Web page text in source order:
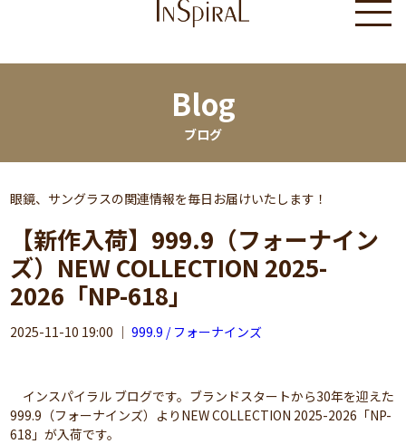
Blog
ブログ
眼鏡、サングラスの関連情報を毎日お届けいたします！
【新作入荷】999.9（フォーナイン
ズ）NEW COLLECTION 2025-
2026「NP-618」
2025-11-10 19:00 ｜999.9 / フォーナインズ
インスパイラル ブログです。ブランドスタートから30年を迎えた
999.9（フォーナインズ）よりNEW COLLECTION 2025-2026「NP-
618」が入荷です。